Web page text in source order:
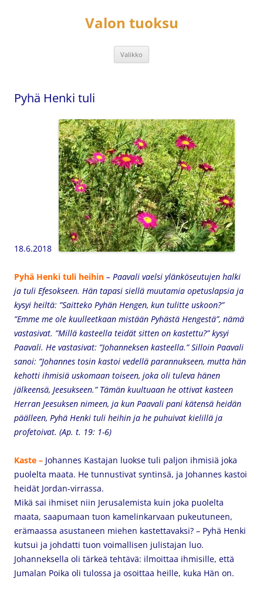
Valon tuoksu
Valikko
Pyhä Henki tuli
18.6.2018
Pyhä Henki tuli heihin – Paavali vaelsi ylänköseutujen halki
ja tuli Efesokseen. Hän tapasi siellä muutamia opetuslapsia ja
kysyi heiltä: ”Saitteko Pyhän Hengen, kun tulitte uskoon?”
”Emme me ole kuulleetkaan mistään Pyhästä Hengestä”, nämä
vastasivat. ”Millä kasteella teidät sitten on kastettu?” kysyi
Paavali. He vastasivat: ”Johanneksen kasteella.” Silloin Paavali
sanoi: ”Johannes tosin kastoi vedellä parannukseen, mutta hän
kehotti ihmisiä uskomaan toiseen, joka oli tuleva hänen
jälkeensä, Jeesukseen.” Tämän kuultuaan he ottivat kasteen
Herran Jeesuksen nimeen, ja kun Paavali pani kätensä heidän
päälleen, Pyhä Henki tuli heihin ja he puhuivat kielillä ja
profetoivat. (Ap. t. 19: 1-6)
Kaste – Johannes Kastajan luokse tuli paljon ihmisiä joka
puolelta maata. He tunnustivat syntinsä, ja Johannes kastoi
heidät Jordan-virrassa.
Mikä sai ihmiset niin Jerusalemista kuin joka puolelta
maata, saapumaan tuon kamelinkarvaan pukeutuneen,
erämaassa asustaneen miehen kastettavaksi? – Pyhä Henki
kutsui ja johdatti tuon voimallisen julistajan luo.
Johanneksella oli tärkeä tehtävä: ilmoittaa ihmisille, että
Jumalan Poika oli tulossa ja osoittaa heille, kuka Hän on.